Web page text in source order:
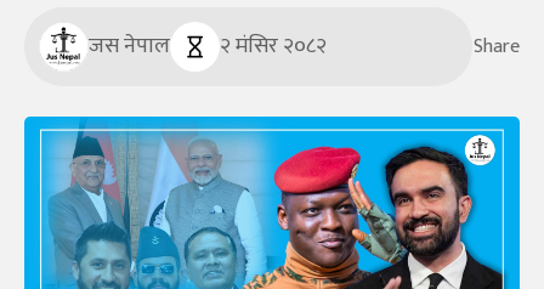
जस नेपाल २ मंसिर २०८२ Share